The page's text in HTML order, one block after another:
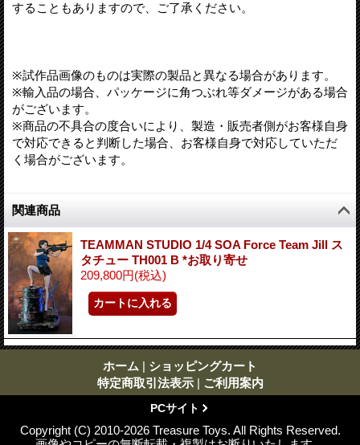
することもありますので、ご了承ください。
※試作品画像のものは実際の製品と異なる場合があります。
※輸入品の場合、パッケージに角つぶれ等ダメージがある場合
がございます。
※商品の不具合の度合いにより、製造・販売者側がお客様自身
で対応できると判断した場合、お客様自身で対応していただ
く場合がございます。
関連商品
TEAMMAN STUDIO 1/4 SOA Force Team Jill ス
タチュー TH001 B *お取り寄せ
209,800円(税込)
ホーム | ショッピングカート
特定商取引法表示 | ご利用案内
PCサイト
Copyright (C) 2010-2026 Treasure Toys. All Rights Reserved.